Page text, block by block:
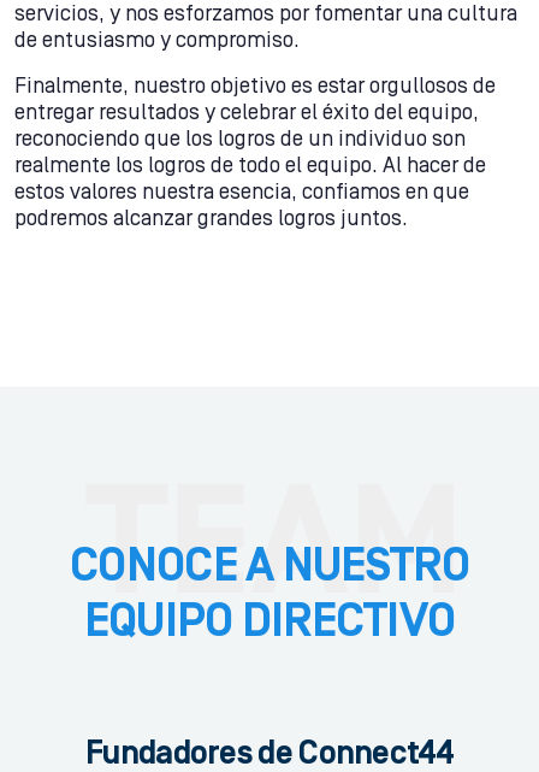
servicios, y nos esforzamos por fomentar una cultura
de entusiasmo y compromiso.
Finalmente, nuestro objetivo es estar orgullosos de
entregar resultados y celebrar el éxito del equipo,
reconociendo que los logros de un individuo son
realmente los logros de todo el equipo. Al hacer de
estos valores nuestra esencia, confiamos en que
podremos alcanzar grandes logros juntos.
CONOCE A NUESTRO
EQUIPO DIRECTIVO
Fundadores de Connect44